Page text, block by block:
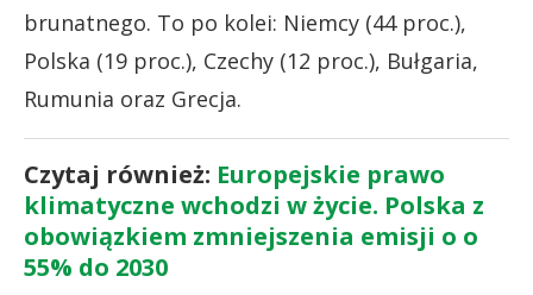
brunatnego. To po kolei: Niemcy (44 proc.),
Polska (19 proc.), Czechy (12 proc.), Bułgaria,
Rumunia oraz Grecja.
Czytaj również: Europejskie prawo
klimatyczne wchodzi w życie. Polska z
obowiązkiem zmniejszenia emisji o o
55% do 2030